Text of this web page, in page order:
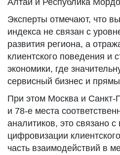
Алтай и Республика
Эксперты отмечают, что
индекса не связан с
развития региона, а
клиентского поведения и
экономики, где
сервисный бизнес и
При этом Москва и Санкт-
и 78-е места
аналитиков, это связано
цифровизации
часть взаимодействий в